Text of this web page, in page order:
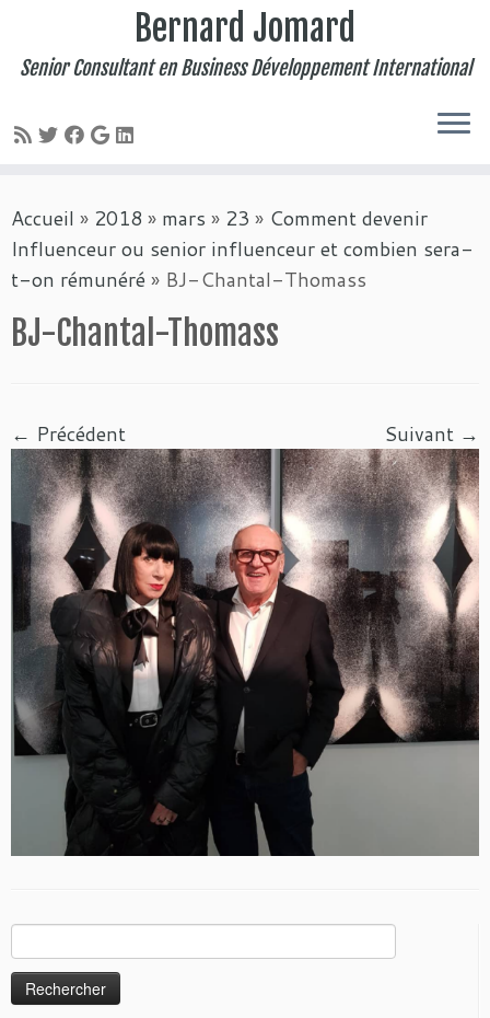
au
contenu
Bernard Jomard
Senior Consultant en Business Développement International
Accueil » 2018 » mars » 23 » Comment devenir
Influenceur ou senior influenceur et combien sera-
t-on rémunéré » BJ-Chantal-Thomass
BJ-Chantal-Thomass
← Précédent Suivant →
Rechercher :